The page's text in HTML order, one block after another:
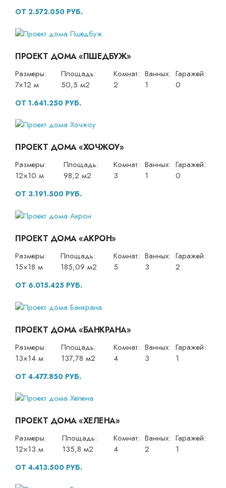
ОТ 2.572.050 РУБ.
ПРОЕКТ ДОМА «ПШЕДБУЖ»
Размеры:
7×12 м
Площадь:
50,5 м2
Комнат:
2
Ванных:
1
Гаражей:
0
ОТ 1.641.250 РУБ.
ПРОЕКТ ДОМА «ХОЧЖОУ»
Размеры:
12×10 м
Площадь:
98,2 м2
Комнат:
3
Ванных:
1
Гаражей:
0
ОТ 3.191.500 РУБ.
ПРОЕКТ ДОМА «АКРОН»
Размеры:
15×18 м
Площадь:
185,09 м2
Комнат:
5
Ванных:
3
Гаражей:
2
ОТ 6.015.425 РУБ.
ПРОЕКТ ДОМА «БАНКРАНА»
Размеры:
13×14 м
Площадь:
137,78 м2
Комнат:
4
Ванных:
3
Гаражей:
1
ОТ 4.477.850 РУБ.
ПРОЕКТ ДОМА «ХЕЛЕНА»
Размеры:
12×13 м
Площадь:
135,8 м2
Комнат:
4
Ванных:
2
Гаражей:
1
ОТ 4.413.500 РУБ.